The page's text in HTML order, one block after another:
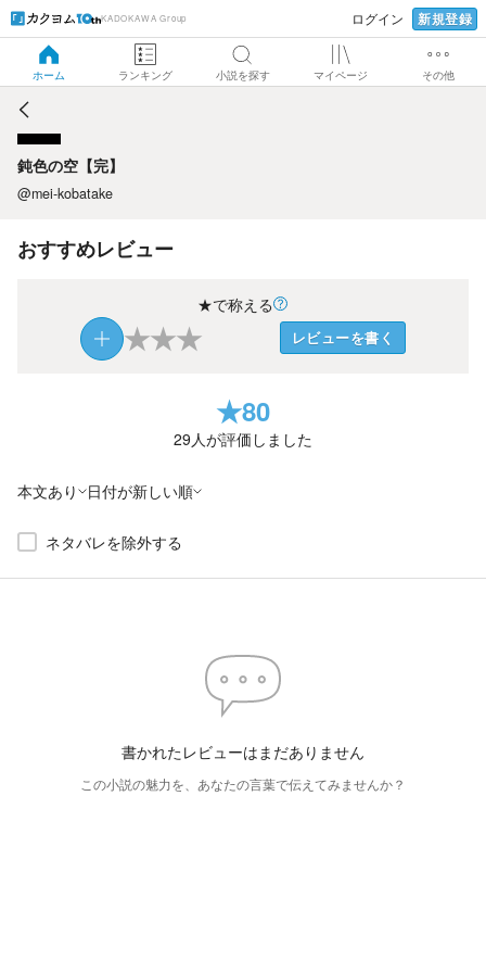
KADOKAWA Group ログイン 新規登録
ホーム ランキング 小説を探す マイページ その他
鈍色の空【完】
鈍色の空【完】
@mei-kobatake
おすすめレビュー
★で称える
★★★ レビューを書く
★80
29人が評価しました
本文あり 日付が新しい順
ネタバレを除外する
書かれたレビューはまだありません
この小説の魅力を、あなたの言葉で伝えてみませんか？